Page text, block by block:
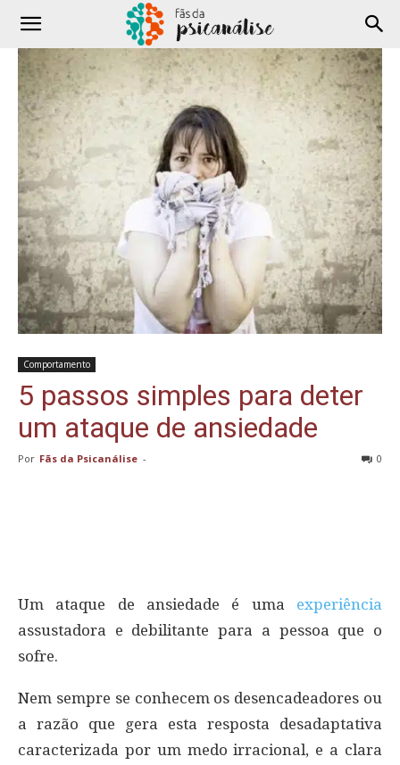
Comportamento
5 passos simples para deter
um ataque de ansiedade
Por Fãs da Psicanálise - 0
Um ataque de ansiedade é uma experiência
assustadora e debilitante para a pessoa que o
sofre.
Nem sempre se conhecem os desencadeadores ou
a razão que gera esta resposta desadaptativa
caracterizada por um medo irracional, e a clara